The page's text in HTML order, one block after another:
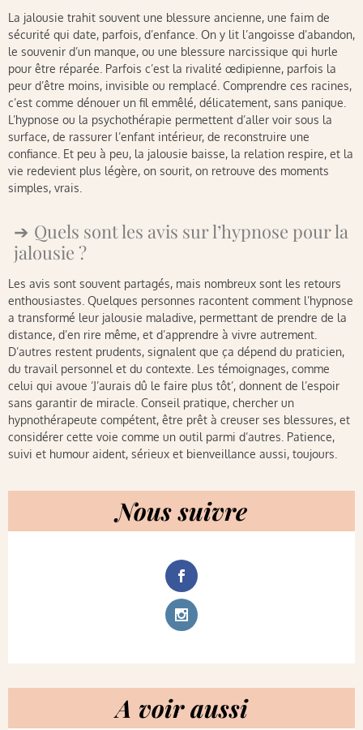
La jalousie trahit souvent une blessure ancienne, une faim de
sécurité qui date, parfois, d’enfance. On y lit l’angoisse d’abandon,
le souvenir d’un manque, ou une blessure narcissique qui hurle
pour être réparée. Parfois c’est la rivalité œdipienne, parfois la
peur d’être moins, invisible ou remplacé. Comprendre ces racines,
c’est comme dénouer un fil emmêlé, délicatement, sans panique.
L’hypnose ou la psychothérapie permettent d’aller voir sous la
surface, de rassurer l’enfant intérieur, de reconstruire une
confiance. Et peu à peu, la jalousie baisse, la relation respire, et la
vie redevient plus légère, on sourit, on retrouve des moments
simples, vrais.
Quels sont les avis sur l’hypnose pour la
jalousie ?
Les avis sont souvent partagés, mais nombreux sont les retours
enthousiastes. Quelques personnes racontent comment l’hypnose
a transformé leur jalousie maladive, permettant de prendre de la
distance, d’en rire même, et d’apprendre à vivre autrement.
D’autres restent prudents, signalent que ça dépend du praticien,
du travail personnel et du contexte. Les témoignages, comme
celui qui avoue ‘J’aurais dû le faire plus tôt’, donnent de l’espoir
sans garantir de miracle. Conseil pratique, chercher un
hypnothérapeute compétent, être prêt à creuser ses blessures, et
considérer cette voie comme un outil parmi d’autres. Patience,
suivi et humour aident, sérieux et bienveillance aussi, toujours.
Nous suivre
A voir aussi